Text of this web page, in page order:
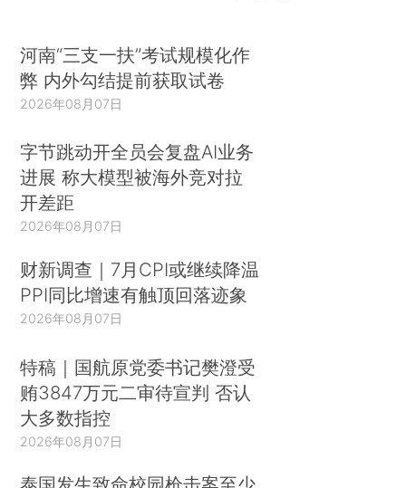
河南“三支一扶”考试规模化作
弊 内外勾结提前获取试卷
2026年08月07日
字节跳动开全员会复盘AI业务
进展 称大模型被海外竞对拉
开差距
2026年08月07日
财新调查｜7月CPI或继续降温
PPI同比增速有触顶回落迹象
2026年08月07日
特稿｜国航原党委书记樊澄受
贿3847万元二审待宣判 否认
大多数指控
2026年08月07日